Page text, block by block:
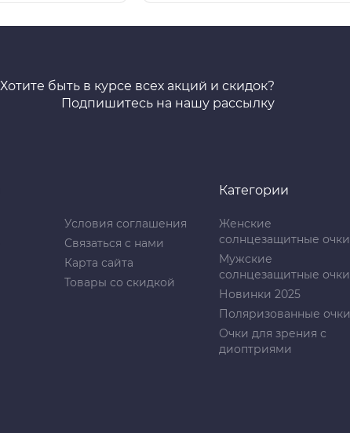
Хотите быть в курсе всех акций и скидок?
Подпишитесь на нашу рассылку
Условия соглашения
Связаться с нами
Карта сайта
Товары со скидкой
Категории
Женские
солнцезащитные очки
Мужские
солнцезащитные очки
Новинки 2025
Поляризованные очки
Очки для зрения с
диоптриями